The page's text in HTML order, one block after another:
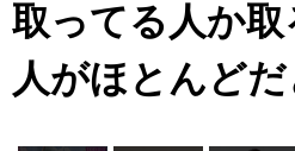
取ってる人か
人がほとんどだ